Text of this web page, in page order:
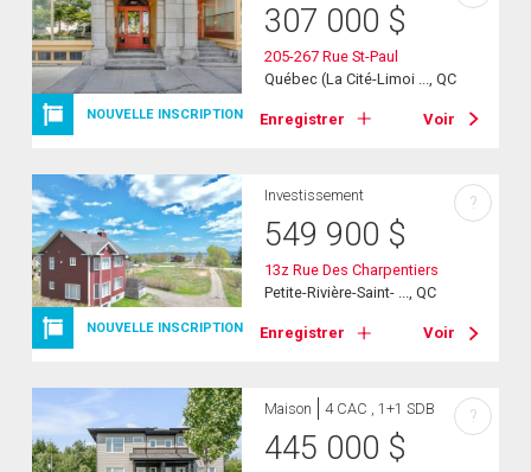
NOUVELLE INSCRIPTION
307 000 $
205-267 Rue St-Paul
Québec (La Cité-Limoi ..., QC
Enregistrer Voir
NOUVELLE INSCRIPTION
Investissement
549 900 $
13z Rue Des Charpentiers
Petite-Rivière-Saint- ..., QC
Enregistrer Voir
?
Maison 4 CAC , 1+1 SDB
445 000 $
?